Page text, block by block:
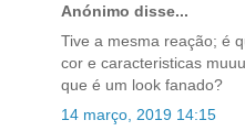
Anónimo disse...
Tive a mesma reação; é
cor e caracteristicas
que é um look fanado?
14 março, 2019 14:15